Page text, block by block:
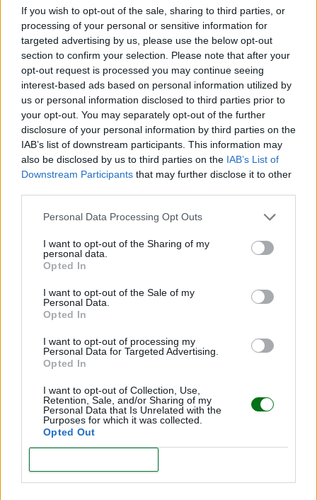
If you wish to opt-out of the sale, sharing to third parties, or
processing of your personal or sensitive information for
targeted advertising by us, please use the below opt-out
section to confirm your selection. Please note that after your
opt-out request is processed you may continue seeing
interest-based ads based on personal information utilized by
us or personal information disclosed to third parties prior to
your opt-out. You may separately opt-out of the further
disclosure of your personal information by third parties on the
IAB’s list of downstream participants. This information may
also be disclosed by us to third parties on the IAB’s List of
Downstream Participants that may further disclose it to other
Personal Data Processing Opt Outs
I want to opt-out of the Sharing of my
personal data.
Opted In
I want to opt-out of the Sale of my
Personal Data.
Opted In
I want to opt-out of processing my
Personal Data for Targeted Advertising.
Opted In
I want to opt-out of Collection, Use,
Retention, Sale, and/or Sharing of my
Personal Data that Is Unrelated with the
Purposes for which it was collected.
Opted Out
¡Dibujos de delfines para imprimir y colorear!
LEER
Dibujos de elefantes: ¡imprime y colorea!